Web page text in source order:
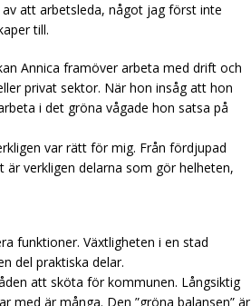
att arbetsleda, något jag först inte
till.
Annica framöver arbeta med drift och
privat sektor. När hon insåg att hon
i det gröna vågade hon satsa på
var rätt för mig. Från fördjupad
är verkligen delarna som gör helheten,
funktioner. Växtligheten i en stad
del praktiska delar.
att sköta för kommunen. Långsiktig
med är många. Den ”gröna balansen” är